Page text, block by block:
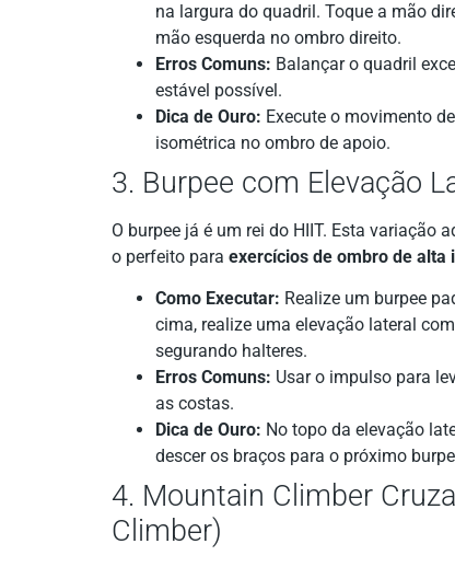
na largura do quadril. Toque a mão
mão esquerda no ombro direito.
Erros Comuns: Balançar o quadril
estável possível.
Dica de Ouro: Execute o movimento
isométrica no ombro de apoio.
3. Burpee com Elevação
O burpee já é um rei do HIIT. Esta variação
o perfeito para exercícios de ombro de alta
Como Executar: Realize um burpee
cima, realize uma elevação lateral
segurando halteres.
Erros Comuns: Usar o impulso para
as costas.
Dica de Ouro: No topo da elevação
descer os braços para o próximo
4. Mountain Climber
Climber)